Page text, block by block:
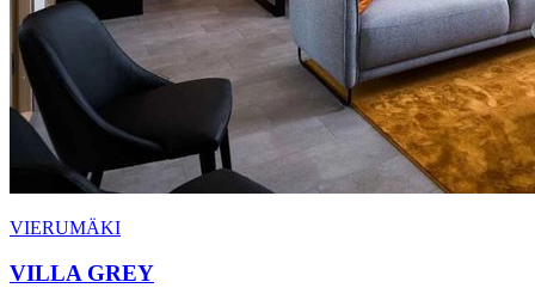
VIERUMÄKI
VILLA GREY